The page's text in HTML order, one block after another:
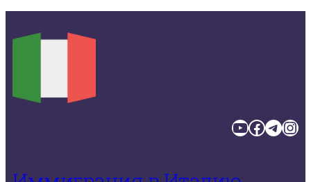
YouTube Facebook TelegramInstagram